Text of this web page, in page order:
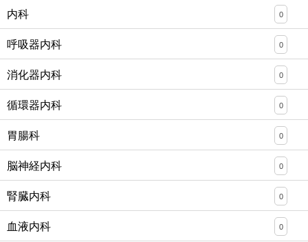
内科 0
呼吸器内科 0
消化器内科 0
循環器内科 0
胃腸科 0
脳神経内科 0
腎臓内科 0
血液内科 0